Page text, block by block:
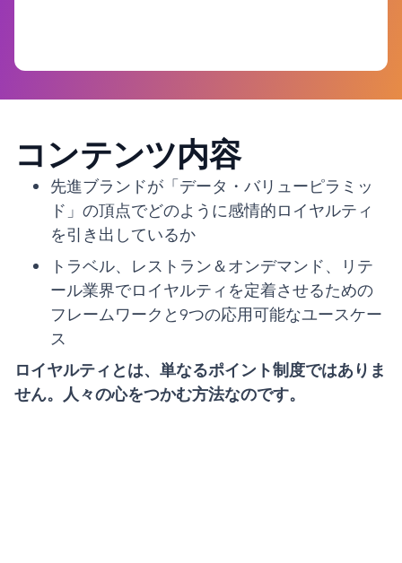
コンテンツ内容
先進ブランドが「データ・バリューピラミッ
ド」の頂点でどのように感情的ロイヤルティ
を引き出しているか
トラベル、レストラン＆オンデマンド、リテ
ール業界でロイヤルティを定着させるための
フレームワークと9つの応用可能なユースケー
ス
ロイヤルティとは、単なるポイント制度ではありま
せん。人々の心をつかむ方法なのです。